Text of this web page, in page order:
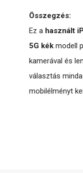
Összegzés:
Ez a használt
5G kék modell
kamerával és
választás
mobilélményt